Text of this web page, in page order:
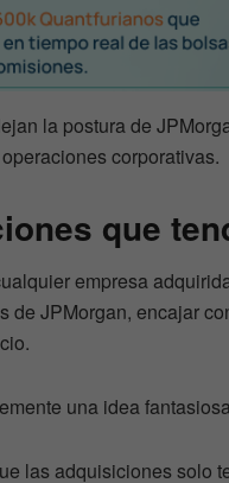
la postura de
corporativas.
que
empresa
de JPMorgan, encajar
una idea
las adquisiciones solo